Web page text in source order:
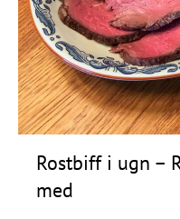
Frågor
&
svar
Ölprovning
Rostbiff i ugn –
med